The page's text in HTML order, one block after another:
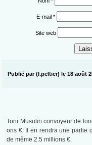
E-mail *
Site web
Publié par (l.peltier) le 18 août
Toni Musulin convoyeur de
ons €. Il en rendra une partie
de même 2.5 millions €.